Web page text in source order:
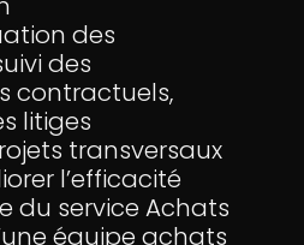
des
des
contractuels,
litiges
transversaux
l’efficacité
du service Achats
équipe achats